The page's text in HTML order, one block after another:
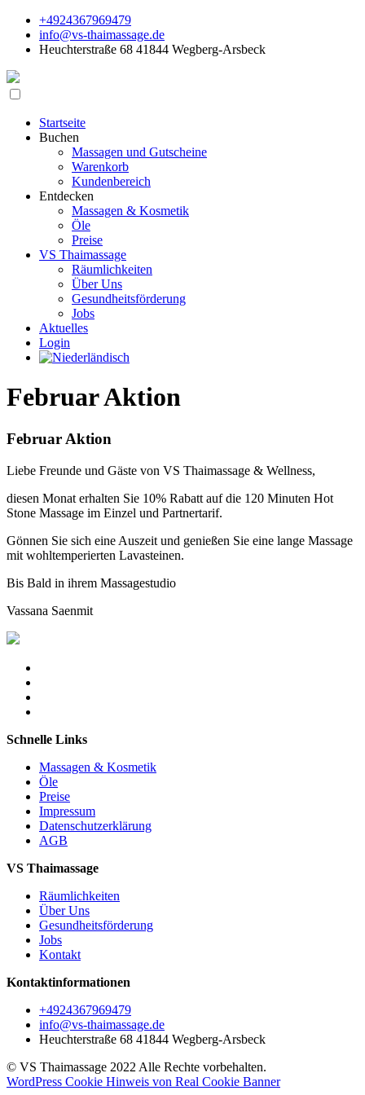
+4924367969479
info@vs-thaimassage.de
Heuchterstraße 68 41844 Wegberg-Arsbeck
Startseite
Buchen
Massagen und Gutscheine
Warenkorb
Kundenbereich
Entdecken
Massagen & Kosmetik
Öle
Preise
VS Thaimassage
Räumlichkeiten
Über Uns
Gesundheitsförderung
Jobs
Aktuelles
Login
Februar Aktion
Februar Aktion
Liebe Freunde und Gäste von VS Thaimassage & Wellness,
diesen Monat erhalten Sie 10% Rabatt auf die 120 Minuten Hot
Stone Massage im Einzel und Partnertarif.
Gönnen Sie sich eine Auszeit und genießen Sie eine lange Massage
mit wohltemperierten Lavasteinen.
Bis Bald in ihrem Massagestudio
Vassana Saenmit
Schnelle Links
Massagen & Kosmetik
Öle
Preise
Impressum
Datenschutzerklärung
AGB
VS Thaimassage
Räumlichkeiten
Über Uns
Gesundheitsförderung
Jobs
Kontakt
Kontaktinformationen
+4924367969479
info@vs-thaimassage.de
Heuchterstraße 68 41844 Wegberg-Arsbeck
© VS Thaimassage 2022 Alle Rechte vorbehalten.
WordPress Cookie Hinweis von Real Cookie Banner